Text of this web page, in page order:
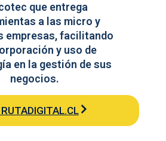
que entrega
a las micro y
empresas, facilitando
y uso de
en la gestión de sus
negocios.